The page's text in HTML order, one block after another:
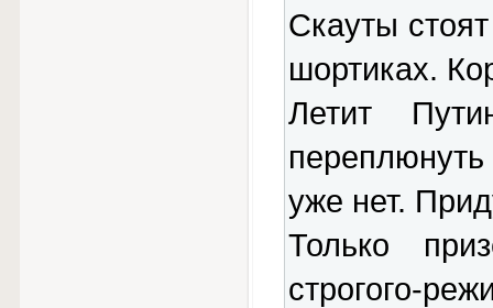
Скауты
шортиках.
Летит
уже нет.
Только
строгого-